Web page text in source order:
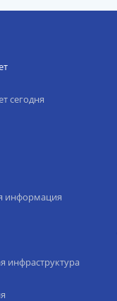
сегодня
информация
инфраструктура